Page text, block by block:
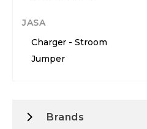
JASA
Charger - Stroom
Jumper
Brands